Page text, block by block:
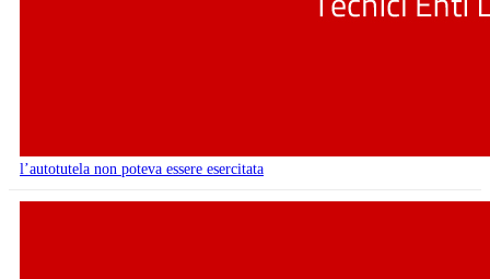
l’autotutela non poteva essere esercitata